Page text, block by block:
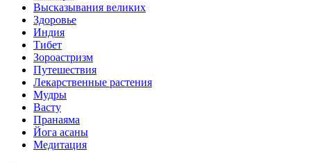
Высказывания великих
Здоровье
Индия
Тибет
Зороастризм
Путешествия
Лекарственные растения
Мудры
Васту
Пранаяма
Йога асаны
Медитация